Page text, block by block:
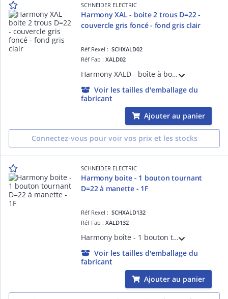
SCHNEIDER ELECTRIC
Harmony XAL - boite 2 trous D=22 -
couvercle gris foncé - fond gris clair
Réf Rexel :SCHXALD02
Réf Fab :XALD02
Harmony XALD - boîte à boutons vide pour XB5 D= 22 mm - 2 trous - Boîtier gris clair RAL 7035 - Couvercle gris foncé RAL 7016 - IP66676969K IK03 - NEMA 134X - normes CSA C22.2 EN/IEC 60947 JIS C 4520 UL 508
Voir les tailles d'emballage du
fabricant
Ajouter au panier
Connectez-vous pour voir vos prix et les stocks
SCHNEIDER ELECTRIC
Harmony boite - 1 bouton tournant
D=22 à manette - 1F
Réf Rexel :SCHXALD132
Réf Fab :XALD132
Harmony boîte - 1 bouton tournant D=22 à manette - 1F - IP66, IP67, IP69, IP69K - couleur de la base du boîtier : gris clair (RAL 7035) - couleur du capot : gris foncé (RAL 7016) - pour unités de commande et signalisation XB5 D= 22 mm
Voir les tailles d'emballage du
fabricant
Ajouter au panier